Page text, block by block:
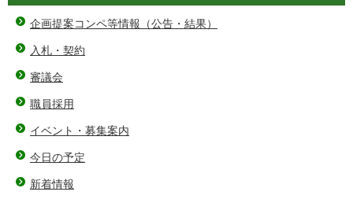
企画提案コンペ等情報（公告・結果）
入札・契約
審議会
職員採用
イベント・募集案内
今日の予定
新着情報